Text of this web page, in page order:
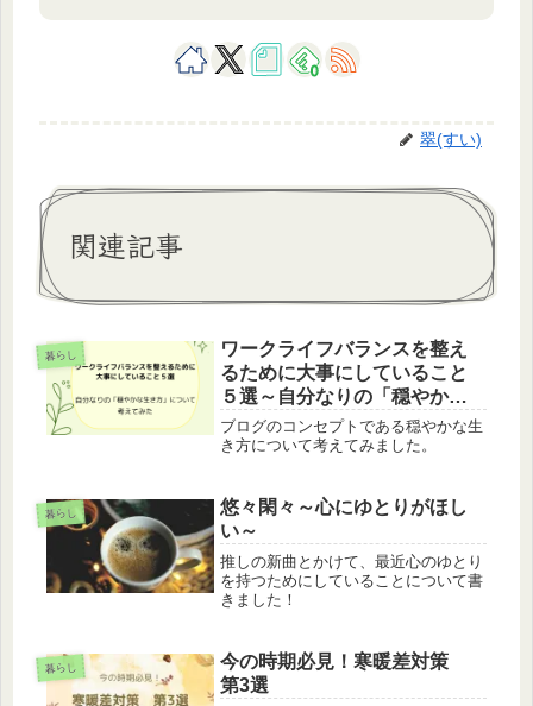
0
翠(すい)
関連記事
暮らし
ワークライフバランスを整え
るために大事にしていること
５選～自分なりの「穏やかな
生き方」について考えてみた
～
ブログのコンセプトである穏やかな生
き方について考えてみました。
暮らし
悠々閑々～心にゆとりがほし
い～
推しの新曲とかけて、最近心のゆとり
を持つためにしていることについて書
きました！
暮らし
今の時期必見！寒暖差対策
第3選